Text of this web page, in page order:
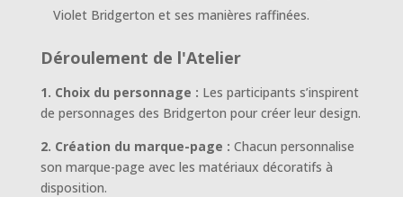
Violet Bridgerton et ses manières raffinées.
Déroulement de l'Atelier
1. Choix du personnage : Les participants s’inspirent
de personnages des Bridgerton pour créer leur design.
2. Création du marque-page : Chacun personnalise
son marque-page avec les matériaux décoratifs à
disposition.